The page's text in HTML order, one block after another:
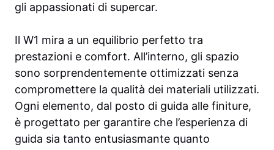
gli appassionati di supercar.
Il W1 mira a un equilibrio perfetto tra
prestazioni e comfort. All’interno, gli spazio
sono sorprendentemente ottimizzati senza
compromettere la qualità dei materiali utilizzati.
Ogni elemento, dal posto di guida alle finiture,
è progettato per garantire che l’esperienza di
guida sia tanto entusiasmante quanto